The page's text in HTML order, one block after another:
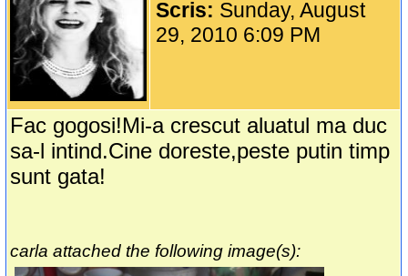
Scris: Sunday, August
29, 2010 6:09 PM
Fac gogosi!Mi-a crescut aluatul ma duc
sa-l intind.Cine doreste,peste putin timp
sunt gata!
carla attached the following image(s):